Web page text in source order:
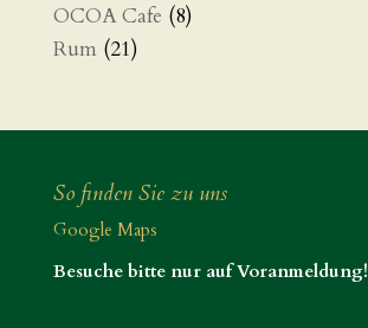
OCOA Cafe (8)
Rum (21)
So finden Sie zu uns
Google Maps
Besuche bitte nur auf Voranmeldung!